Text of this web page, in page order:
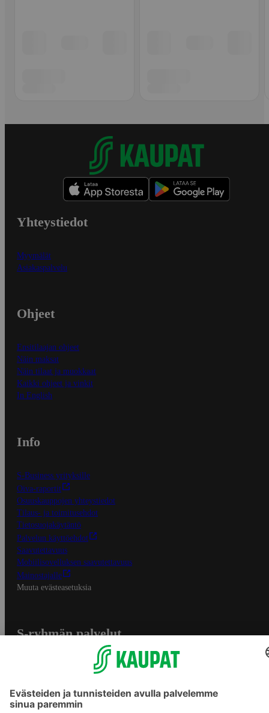
Yhteystiedot
Myymälät
Asiakaspalvelu
Ohjeet
Ensitilaajan ohjeet
Näin maksat
Näin tilaat ja muokkaat
Kaikki ohjeet ja vinkit
In English
Info
S-Business yrityksille
Oiva-raportit
Osuuskauppojen yhteystiedot
Tilaus- ja toimitusehdot
Tietosuojakäytäntö
Palvelun käyttöehdot
Saavutettavuus
Mobiilisovelluksen saavutettavuus
Mainostajalle
Muuta evästeasetuksia
S-ryhmän palvelut
Yhteishyvä Ruoka -sovellus
S-ostoslista -sovellus